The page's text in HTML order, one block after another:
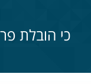
כי הובלת